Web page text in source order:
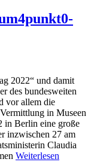
2022“ und damit
des bundesweiten
vor allem die
in Museen
in Berlin eine große
inzwischen 27 am
Claudia
Weiterlesen